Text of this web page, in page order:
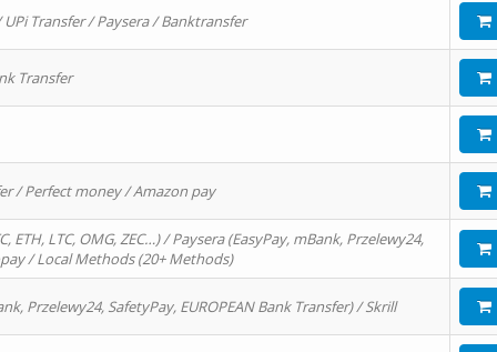
Transfer / Paysera / Banktransfer
Transfer
/ Perfect money / Amazon pay
ETH, LTC, OMG, ZEC…) / Paysera (EasyPay, mBank, Przelewy24,
/ Local Methods (20+ Methods)
Przelewy24, SafetyPay, EUROPEAN Bank Transfer) / Skrill